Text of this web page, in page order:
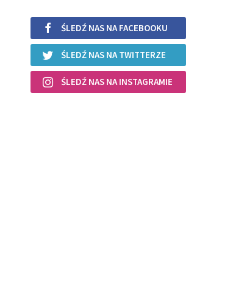
ŚLEDŹ NAS NA FACEBOOKU
ŚLEDŹ NAS NA TWITTERZE
ŚLEDŹ NAS NA INSTAGRAMIE